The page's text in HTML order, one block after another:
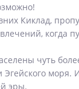
Киклад,
когда
чуть
моря.
эры.